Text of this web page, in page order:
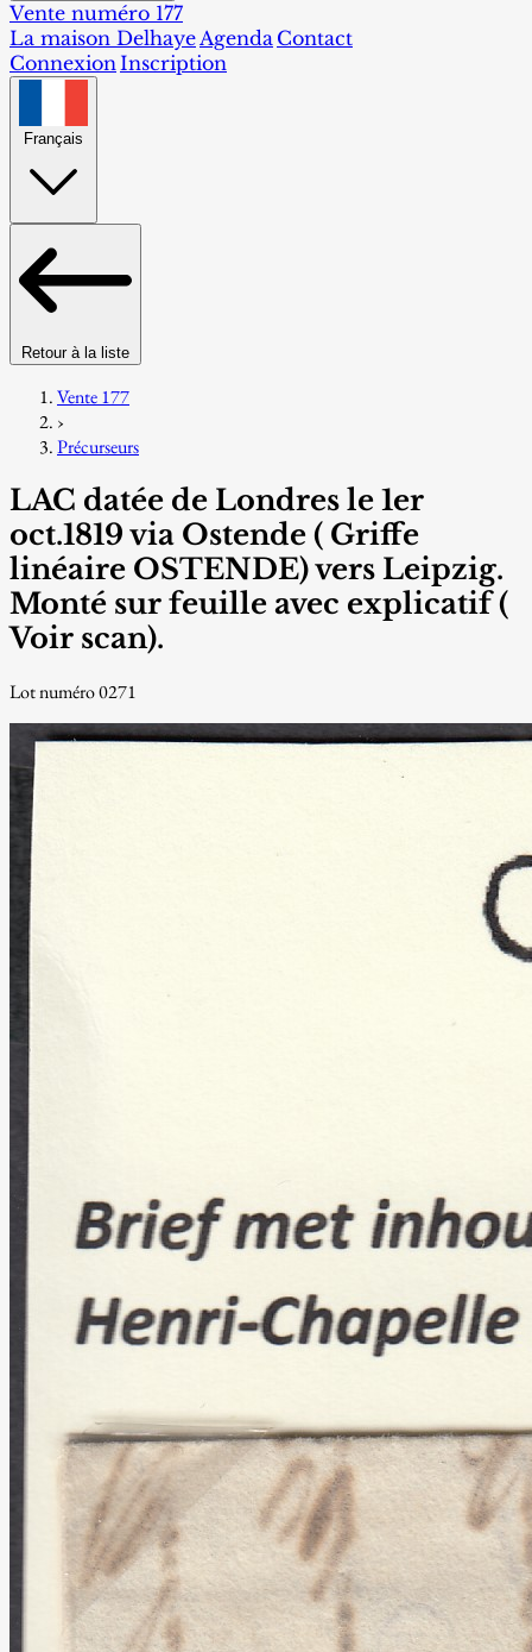
Vente numéro 177
La maison DelhayeAgenda Contact
ConnexionInscription
Français
Retour à la liste
Vente 177
›
Précurseurs
LAC datée de Londres le 1er
oct.1819 via Ostende ( Griffe
linéaire OSTENDE) vers Leipzig.
Monté sur feuille avec explicatif (
Voir scan).
Lot numéro 0271